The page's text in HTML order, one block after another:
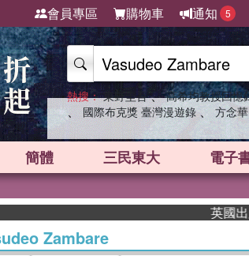
會員專區 購物車 通知 5
熱搜： 東野圭吾 、 高希均教授回憶
、 國際布克獎 臺灣漫遊錄 、 方念華
簡體 三民東大 電子
英國出
Zambare